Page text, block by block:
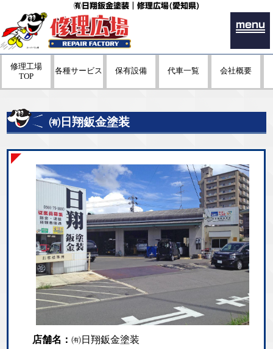
㈲日翔鈑金塗装｜修理広場(愛知県)
menu
修理工場
TOP
各種サービス 保有設備 代車一覧 会社概要
㈲日翔鈑金塗装
店舗名：㈲日翔鈑金塗装